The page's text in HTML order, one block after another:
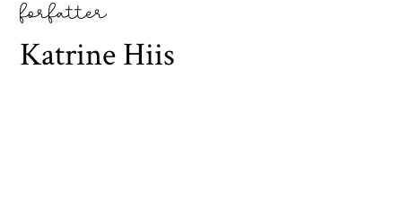
forfatter
Katrine Hiis